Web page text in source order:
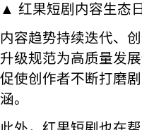
▲ 红果短剧内容生态
内容趋势持续迭代、
升级规范为高质量发
促使创作者不断打磨
涵。